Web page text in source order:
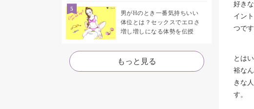
男がHのとき一番気持ちいい
体位とは？セックスでエロさ
増し増しになる体勢を伝授
もっと見る
好き
イン
つです
とは
裕な
きな
す。